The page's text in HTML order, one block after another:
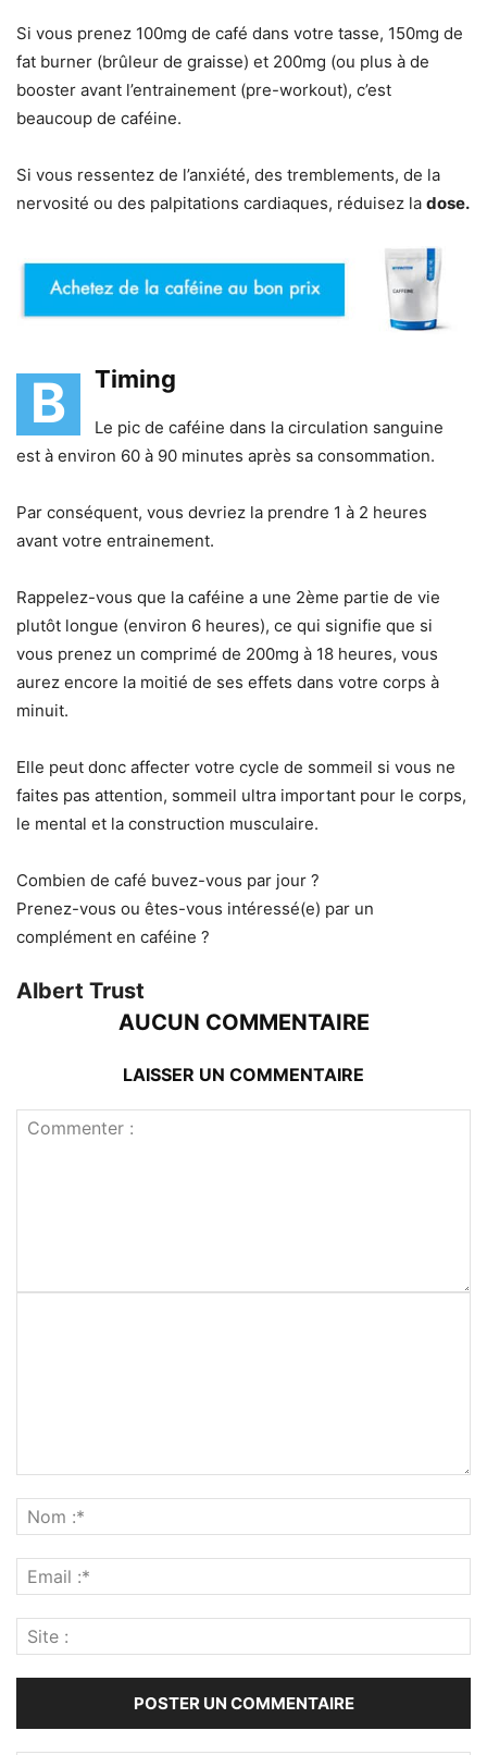
Si vous prenez 100mg de café dans votre tasse, 150mg de
fat burner (brûleur de graisse) et 200mg (ou plus à de
booster avant l’entrainement (pre-workout), c’est
beaucoup de caféine.
Si vous ressentez de l’anxiété, des tremblements, de la
nervosité ou des palpitations cardiaques, réduisez la dose.
B Timing
Le pic de caféine dans la circulation sanguine
est à environ 60 à 90 minutes après sa consommation.
Par conséquent, vous devriez la prendre 1 à 2 heures
avant votre entrainement.
Rappelez-vous que la caféine a une 2ème partie de vie
plutôt longue (environ 6 heures), ce qui signifie que si
vous prenez un comprimé de 200mg à 18 heures, vous
aurez encore la moitié de ses effets dans votre corps à
minuit.
Elle peut donc affecter votre cycle de sommeil si vous ne
faites pas attention, sommeil ultra important pour le corps,
le mental et la construction musculaire.
Combien de café buvez-vous par jour ?
Prenez-vous ou êtes-vous intéressé(e) par un
complément en caféine ?
Albert Trust
AUCUN COMMENTAIRE
LAISSER UN COMMENTAIRE